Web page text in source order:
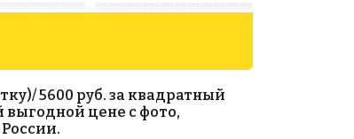
5600 руб. за квадратный
выгодной цене с фото,